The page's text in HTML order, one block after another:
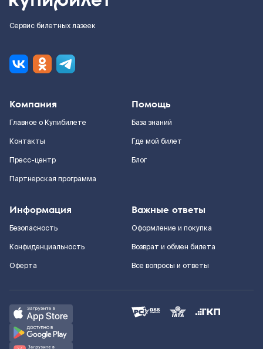
Сервис билетных лазеек
Компания
Главное о Купибилете
Контакты
Пресс-центр
Партнерская программа
Помощь
База знаний
Где мой билет
Блог
Информация
Безопасность
Конфиденциальность
Оферта
Важные ответы
Оформление и покупка
Возврат и обмен билета
Все вопросы и ответы